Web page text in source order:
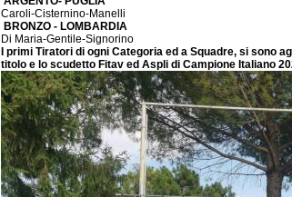
Caroli-Cisternino-Manelli
BRONZO - LOMBARDIA
Di Maria-Gentile-Signorino
I primi Tiratori di ogni Categoria ed a Squadre, si sono
titolo e lo scudetto Fitav ed Aspli di Campione Italiano